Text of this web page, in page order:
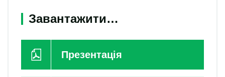
Завантажити…
Презентація